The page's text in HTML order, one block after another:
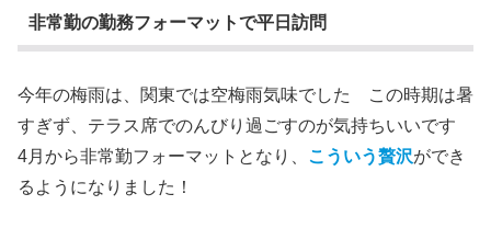
非常勤の勤務フォーマットで平日訪問
今年の梅雨は、関東では空梅雨気味でした この時期は暑
すぎず、テラス席でのんびり過ごすのが気持ちいいです
4月から非常勤フォーマットとなり、 こういう贅沢ができ
るようになりました！